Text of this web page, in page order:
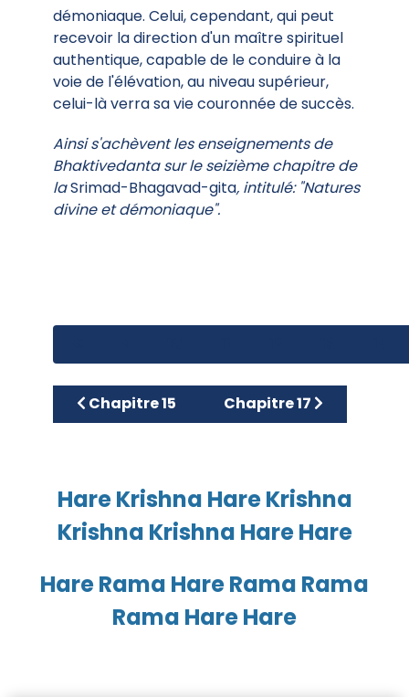
démoniaque. Celui, cependant, qui peut
recevoir la direction d'un maître spirituel
authentique, capable de le conduire à la
voie de l'élévation, au niveau supérieur,
celui-là verra sa vie couronnée de succès.
Ainsi s'achèvent les enseignements de
Bhaktivedanta sur le seizième chapitre de
laSrimad-Bhagavad-gita, intitulé: "Natures
divine et démoniaque".
Article précédent : Chapitre 15
Chapitre 15 Article suivant :
Chapitre 17
Hare Krishna Hare Krishna
Krishna Krishna Hare Hare
Hare Rama Hare Rama Rama
Rama Hare Hare